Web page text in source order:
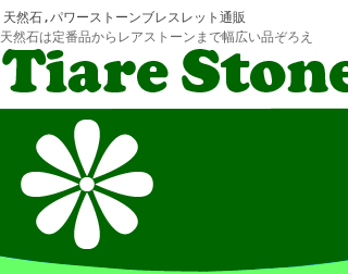
天然石,パワーストーンブレスレット通販
天然石は定番品からレアストーンまで幅広い品ぞろえ